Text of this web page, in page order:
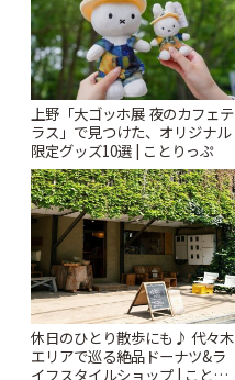
上野「大ゴッホ展 夜のカフェテ
ラス」で見つけた、オリジナル
限定グッズ10選 | ことりっぷ
休日のひとり散歩にも♪ 代々木
エリアで巡る絶品ドーナツ&ラ
イフスタイルショップ | ことり